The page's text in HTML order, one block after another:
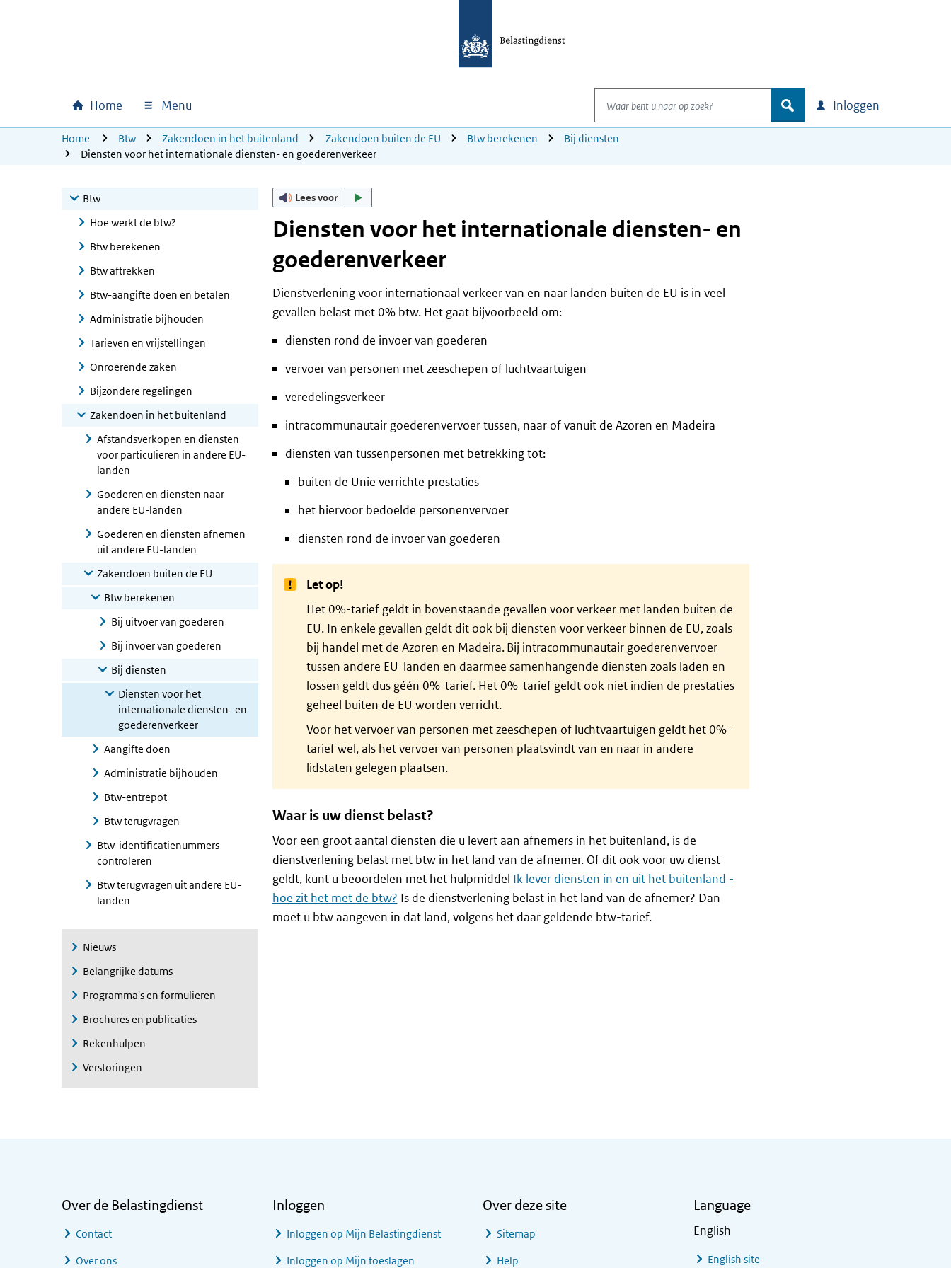
Hoofdnavigatie
Home Menu
Waar bent u naar op zoek?
zoek Inloggen
U bevindt zich hier:
Home Btw Zakendoen in het buitenland Zakendoen buiten de EU Btw berekenen
Bij diensten
Diensten voor het internationale diensten- en goederenverkeer
Btw
Hoe werkt de btw?
Btw berekenen
Btw aftrekken
Btw-aangifte doen en betalen
Administratie bijhouden
Tarieven en vrijstellingen
Onroerende zaken
Bijzondere regelingen
Zakendoen in het buitenland
Afstandsverkopen en diensten
voor particulieren in andere EU-
landen
Goederen en diensten naar
andere EU-landen
Goederen en diensten afnemen
uit andere EU-landen
Zakendoen buiten de EU
Btw berekenen
Bij uitvoer van goederen
Bij invoer van goederen
Bij diensten
Diensten voor het
internationale diensten- en
goederenverkeer
Aangifte doen
Administratie bijhouden
Btw-entrepot
Btw terugvragen
Btw-identificatienummers
controleren
Btw terugvragen uit andere EU-
landen
Nieuws
Belangrijke datums
Programma's en formulieren
Brochures en publicaties
Rekenhulpen
Verstoringen
Lees voor
Diensten voor het internationale diensten- en
goederenverkeer
Dienstverlening voor internationaal verkeer van en naar landen buiten de EU is in veel
gevallen belast met 0% btw. Het gaat bijvoorbeeld om:
diensten rond de invoer van goederen
vervoer van personen met zeeschepen of luchtvaartuigen
veredelingsverkeer
intracommunautair goederenvervoer tussen, naar of vanuit de Azoren en Madeira
diensten van tussenpersonen met betrekking tot:
buiten de Unie verrichte prestaties
het hiervoor bedoelde personenvervoer
diensten rond de invoer van goederen
Let op!
Het 0%-tarief geldt in bovenstaande gevallen voor verkeer met landen buiten de
EU. In enkele gevallen geldt dit ook bij diensten voor verkeer binnen de EU, zoals
bij handel met de Azoren en Madeira. Bij intracommunautair goederenvervoer
tussen andere EU-landen en daarmee samenhangende diensten zoals laden en
lossen geldt dus géén 0%-tarief. Het 0%-tarief geldt ook niet indien de prestaties
geheel buiten de EU worden verricht.
Voor het vervoer van personen met zeeschepen of luchtvaartuigen geldt het 0%-
tarief wel, als het vervoer van personen plaatsvindt van en naar in andere
lidstaten gelegen plaatsen.
Waar is uw dienst belast?
Voor een groot aantal diensten die u levert aan afnemers in het buitenland, is de
dienstverlening belast met btw in het land van de afnemer. Of dit ook voor uw dienst
geldt, kunt u beoordelen met het hulpmiddel Ik lever diensten in en uit het buitenland -
hoe zit het met de btw? Is de dienstverlening belast in het land van de afnemer? Dan
moet u btw aangeven in dat land, volgens het daar geldende btw-tarief.
Over de Belastingdienst
Contact
Over ons
Inloggen
Inloggen op Mijn Belastingdienst
Inloggen op Mijn toeslagen
Over deze site
Sitemap
Help
Language
English
English site